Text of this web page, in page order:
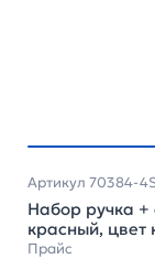
Артикул 70384-
Набор ручка +
красный, цвет
Прайс